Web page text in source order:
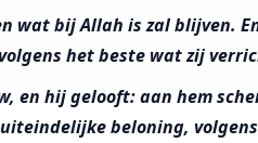
wat bij Allah is zal blijven.
het beste wat zij
en hij gelooft: aan hem
beloning,